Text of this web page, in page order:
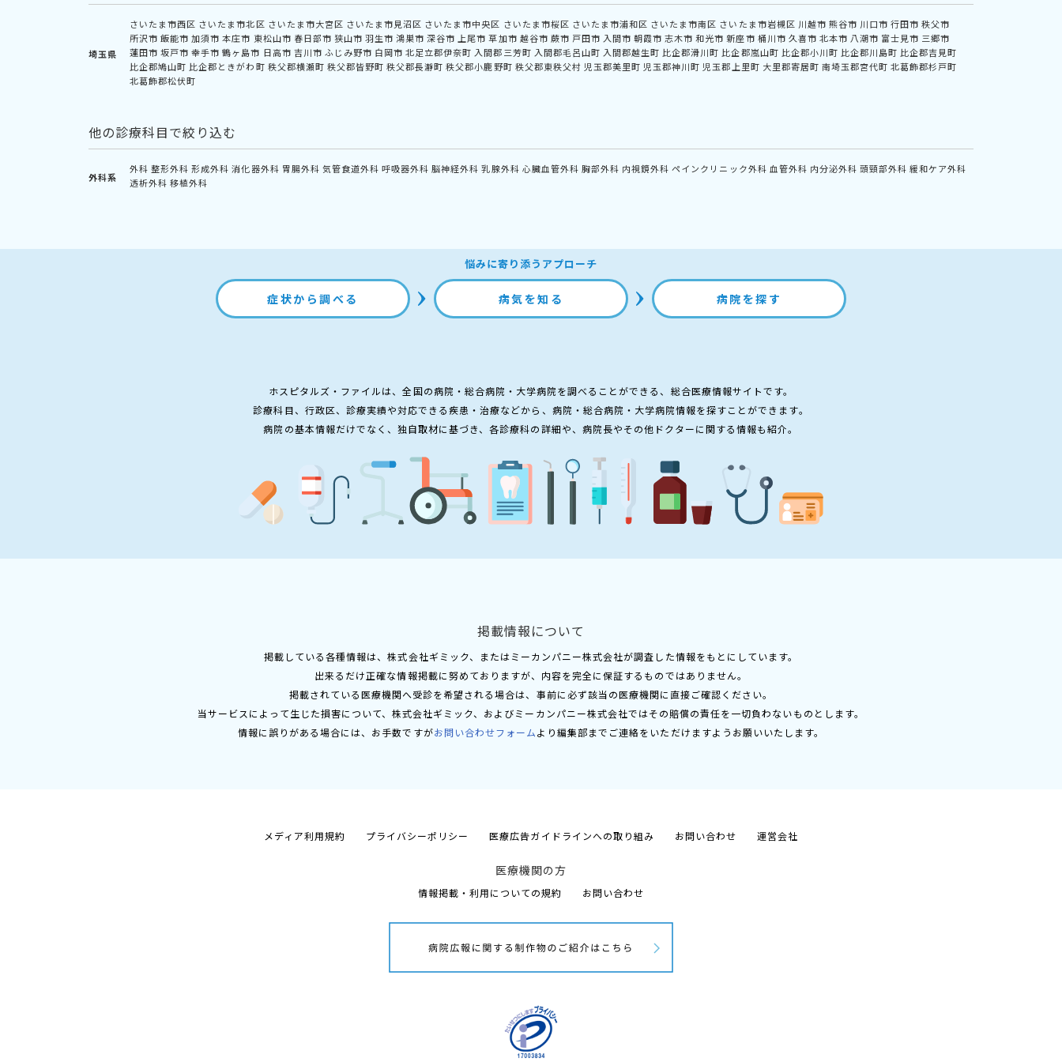
埼玉県
さいたま市西区 さいたま市北区 さいたま市大宮区 さいたま市見沼区 さいたま市中央区 さいたま市桜区 さいたま市浦和区 さいたま市南区 さいたま市岩槻区 川越市 熊谷市 川口市 行田市 秩父市
所沢市 飯能市 加須市 本庄市 東松山市 春日部市 狭山市 羽生市 鴻巣市 深谷市 上尾市 草加市 越谷市 蕨市 戸田市 入間市 朝霞市 志木市 和光市 新座市 桶川市 久喜市 北本市 八潮市 富士見市 三郷市
蓮田市 坂戸市 幸手市 鶴ヶ島市 日高市 吉川市 ふじみ野市 白岡市 北足立郡伊奈町 入間郡三芳町 入間郡毛呂山町 入間郡越生町 比企郡滑川町 比企郡嵐山町 比企郡小川町 比企郡川島町 比企郡吉見町
比企郡鳩山町 比企郡ときがわ町 秩父郡横瀬町 秩父郡皆野町 秩父郡長瀞町 秩父郡小鹿野町 秩父郡東秩父村 児玉郡美里町 児玉郡神川町 児玉郡上里町 大里郡寄居町 南埼玉郡宮代町 北葛飾郡杉戸町
北葛飾郡松伏町
他の診療科目で絞り込む
外科系
外科 整形外科 形成外科 消化器外科 胃腸外科 気管食道外科 呼吸器外科 脳神経外科 乳腺外科 心臓血管外科 胸部外科 内視鏡外科 ペインクリニック外科 血管外科 内分泌外科 頭頸部外科 緩和ケア外科
透析外科 移植外科
悩みに寄り添うアプローチ
症状から調べる 病気を知る 病院を探す
ホスピタルズ・ファイルは、全国の病院・総合病院・大学病院を調べることができる、総合医療情報サイトです。
診療科目、行政区、診療実績や対応できる疾患・治療などから、病院・総合病院・大学病院情報を探すことができます。
病院の基本情報だけでなく、独自取材に基づき、各診療科の詳細や、病院長やその他ドクターに関する情報も紹介。
掲載情報について
掲載している各種情報は、株式会社ギミック、またはミーカンパニー株式会社が調査した情報をもとにしています。
出来るだけ正確な情報掲載に努めておりますが、内容を完全に保証するものではありません。
掲載されている医療機関へ受診を希望される場合は、事前に必ず該当の医療機関に直接ご確認ください。
当サービスによって生じた損害について、株式会社ギミック、およびミーカンパニー株式会社ではその賠償の責任を一切負わないものとします。
情報に誤りがある場合には、お手数ですがお問い合わせフォームより編集部までご連絡をいただけますようお願いいたします。
メディア利用規約 プライバシーポリシー 医療広告ガイドラインへの取り組み お問い合わせ 運営会社
医療機関の方
情報掲載・利用についての規約 お問い合わせ